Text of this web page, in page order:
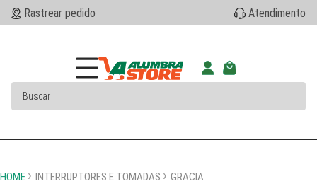
Rastrear pedido Atendimento
HOME INTERRUPTORES E TOMADAS
GRACIA